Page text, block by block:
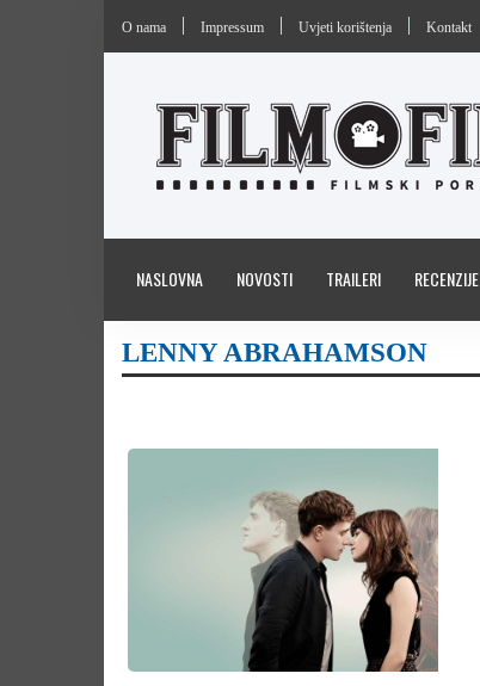
O nama Impressum Uvjeti korištenja Kontakt
NASLOVNA NOVOSTI TRAILERI RECENZIJE
LENNY ABRAHAMSON